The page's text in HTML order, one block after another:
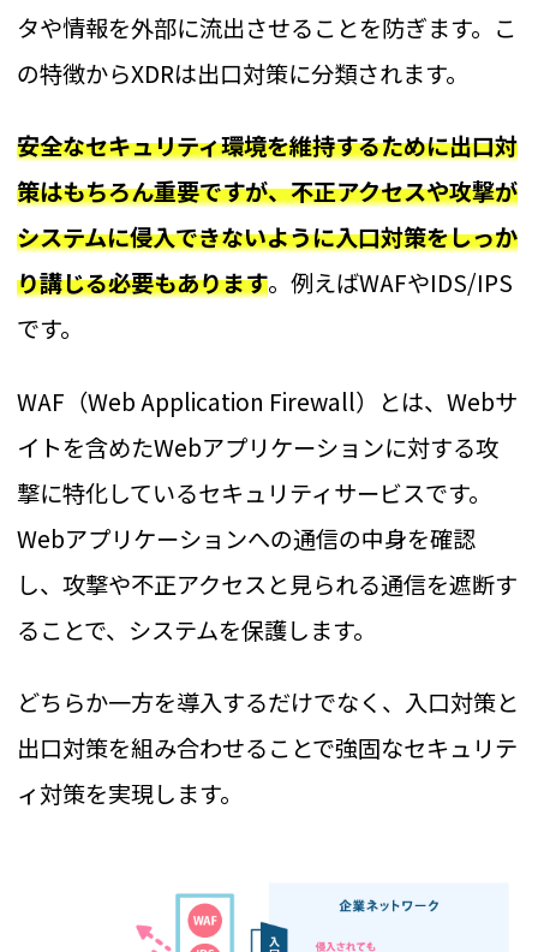
タや情報を外部に流出させることを防ぎます。こ
の特徴からXDRは出口対策に分類されます。
安全なセキュリティ環境を維持するために出口対
策はもちろん重要ですが、不正アクセスや攻撃が
システムに侵入できないように入口対策をしっか
り講じる必要もあります。例えばWAFやIDS/IPS
です。
WAF（Web Application Firewall）とは、Webサ
イトを含めたWebアプリケーションに対する攻
撃に特化しているセキュリティサービスです。
Webアプリケーションへの通信の中身を確認
し、攻撃や不正アクセスと見られる通信を遮断す
ることで、システムを保護します。
どちらか一方を導入するだけでなく、入口対策と
出口対策を組み合わせることで強固なセキュリテ
ィ対策を実現します。